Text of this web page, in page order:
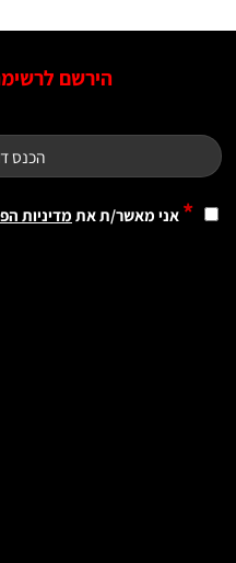
הירשם
* אני מאשר/ת את מדיניות